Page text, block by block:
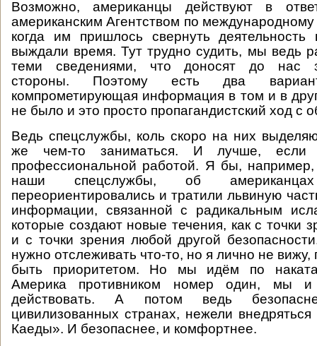
Возможно, американцы действуют в
американским Агентством по
когда им пришлось свернуть
выждали время. Тут трудно судить, мы ведь
теми сведениями, что доносят до нас
стороны. Поэтому есть два
компрометирующая информация в том и в
не было и это просто пропагандистский ход с
Ведь спецслужбы, коль скоро на них
же чем-то заниматься. И лучше, если
профессиональной работой. Я бы,
наши спецслужбы, об
переориентировались и тратили львиную
информации, связанной с радикальным
которые создают новые течения, как с точки
и с точки зрения любой другой
нужно отслеживать что-то, но я лично не
быть приоритетом. Но мы идём по
Америка противником номер один, мы и
действовать. А потом ведь
цивилизованных странах, нежели
Каеды». И безопаснее, и комфортнее.